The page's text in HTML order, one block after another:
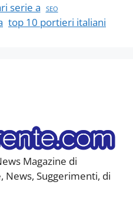
serie a
SEO
top 10 portieri italiani
Magazine di
Suggerimenti, di